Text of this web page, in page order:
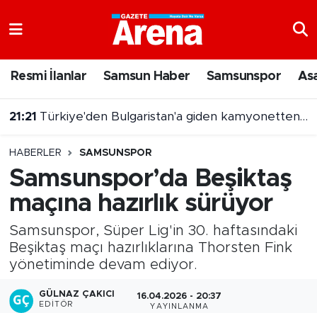
Resmi İlanlar Samsun Haber Samsunspor
HABERLER SAMSUNSPOR
Samsunspor’da Beşiktaş
maçına hazırlık sürüyor
Samsunspor, Süper Lig'in 30. haftasındaki
Beşiktaş maçı hazırlıklarına Thorsten Fink
yönetiminde devam ediyor.
GÜLNAZ ÇAKICI
EDITÖR
16.04.2026 - 20:37
YAYINLANMA
Samsun Namaz Vakitleri
Süper Lig Puan Durumu ve Fikstür
Tüm Manşetler
Son Dakika Haberleri
Haber Arşivi